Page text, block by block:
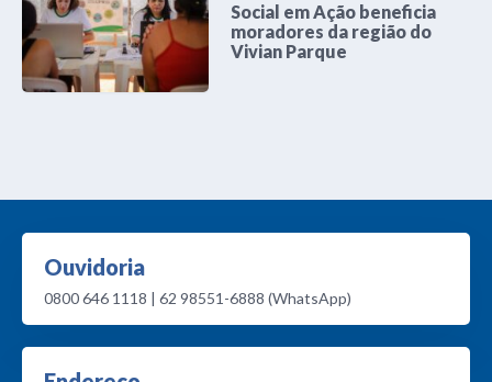
Social em Ação beneficia
moradores da região do
Vivian Parque
Ouvidoria
0800 646 1118 | 62 98551-6888 (WhatsApp)